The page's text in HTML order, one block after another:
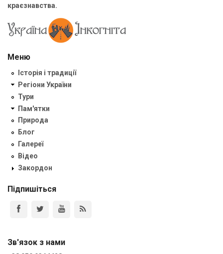
краєзнавства.
Меню
Історія і традиції
Регіони України
Тури
Пам'ятки
Природа
Блог
Галереї
Відео
Закордон
Підпишіться
Зв'язок з нами